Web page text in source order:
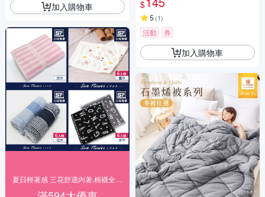
加入購物車 $
5 (1)
活動 券
加入購物車